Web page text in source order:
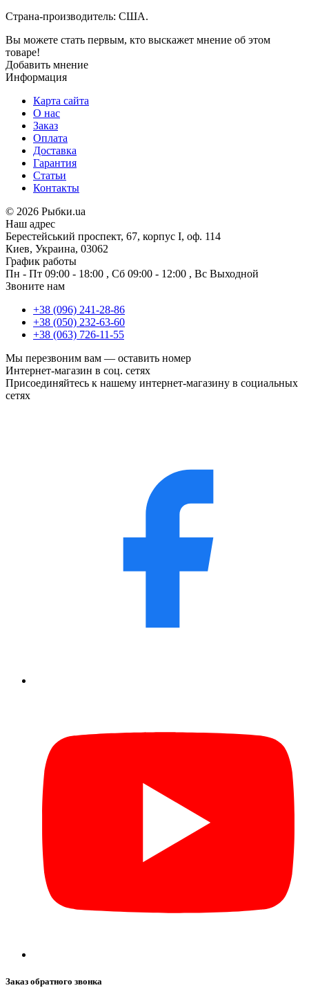
Страна-производитель: США.
Вы можете стать первым, кто выскажет мнение об этом
товаре!
Добавить мнение
Информация
Карта сайта
О нас
Заказ
Оплата
Доставка
Гарантия
Статьи
Контакты
© 2026 Рыбки.ua
Наш адрес
Берестейський проспект, 67, корпус I, оф. 114
Киев, Украина, 03062
График работы
Пн - Пт 09:00 - 18:00 , Сб 09:00 - 12:00 , Вс Выходной
Звоните нам
+38 (096) 241-28-86
+38 (050) 232-63-60
+38 (063) 726-11-55
Мы перезвоним вам — оставить номер
Интернет-магазин в соц. сетях
Присоединяйтесь к нашему интернет-магазину в социальных
сетях
Заказ обратного звонка